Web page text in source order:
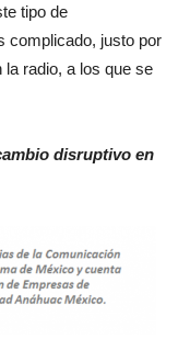
tipo de
complicado, justo por
radio, a los que se
disruptivo en